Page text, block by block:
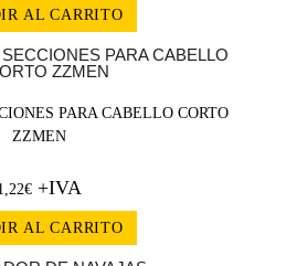
AL CARRITO
PARA CABELLO CORTO
ZZMEN
€+IVA
AL CARRITO